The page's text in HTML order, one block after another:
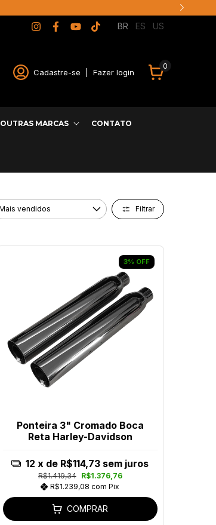
BR ES US
Cadastre-se Fazer login
0
OUTRAS MARCAS CONTATO
Filtrar
3% OFF
Ponteira 3" Cromado Boca
Reta Harley-Davidson
R$1.419,34
R$1.376,76
R$1.239,08com Pix
12 x de R$114,73 sem juros
COMPRAR